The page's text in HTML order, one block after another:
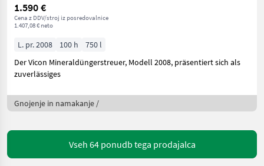
1.590 €
Cena z DDV/stroj iz posredovalnice
1.407,08 € neto
L. pr. 2008 100 h
750 l
Der Vicon Mineraldüngerstreuer, Modell 2008, präsentiert sich als
zuverlässiges
Gnojenje in namakanje /
Vseh 64 ponudb tega prodajalca